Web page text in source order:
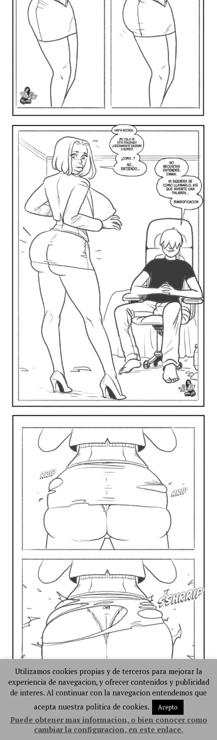
Utilizamos cookies propias y de terceros para mejorar la
experiencia de navegacion, y ofrecer contenidos y publicidad
de interes. Al continuar con la navegacion entendemos que
acepta nuestra politica de cookies.
Acepto
Puede obtener mas informacion, o bien conocer como
cambiar la configuracion, en este enlace.